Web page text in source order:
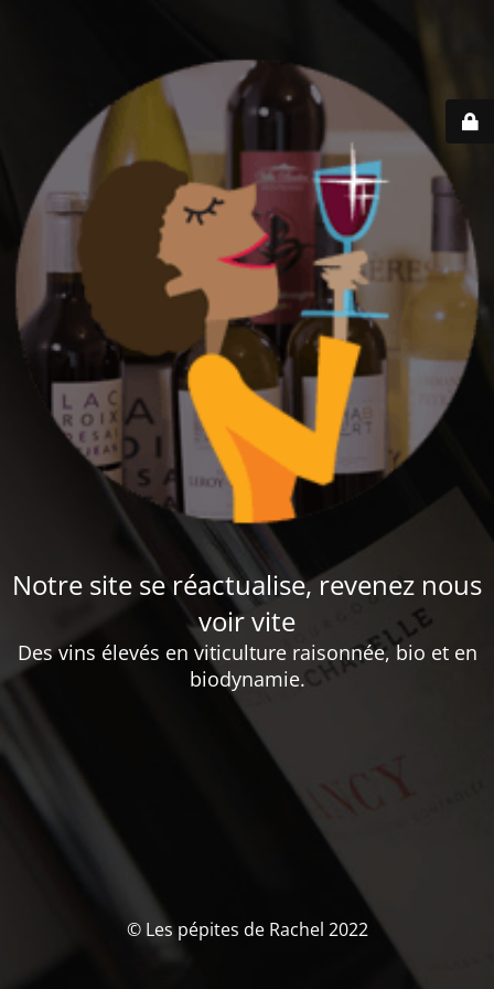
Notre site se réactualise, revenez nous
voir vite
Des vins élevés en viticulture raisonnée, bio et en
biodynamie.
© Les pépites de Rachel 2022